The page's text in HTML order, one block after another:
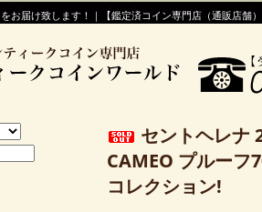
お届け致します！｜【鑑定済コイン専門店（通販店舗
セントヘレナ
CAMEO プルーフ
コレクション!